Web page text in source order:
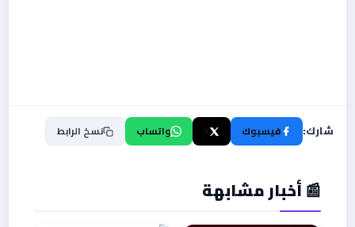
شارك: فيسبوك واتساب نسخ الرابط
📰 أخبار مشابهة